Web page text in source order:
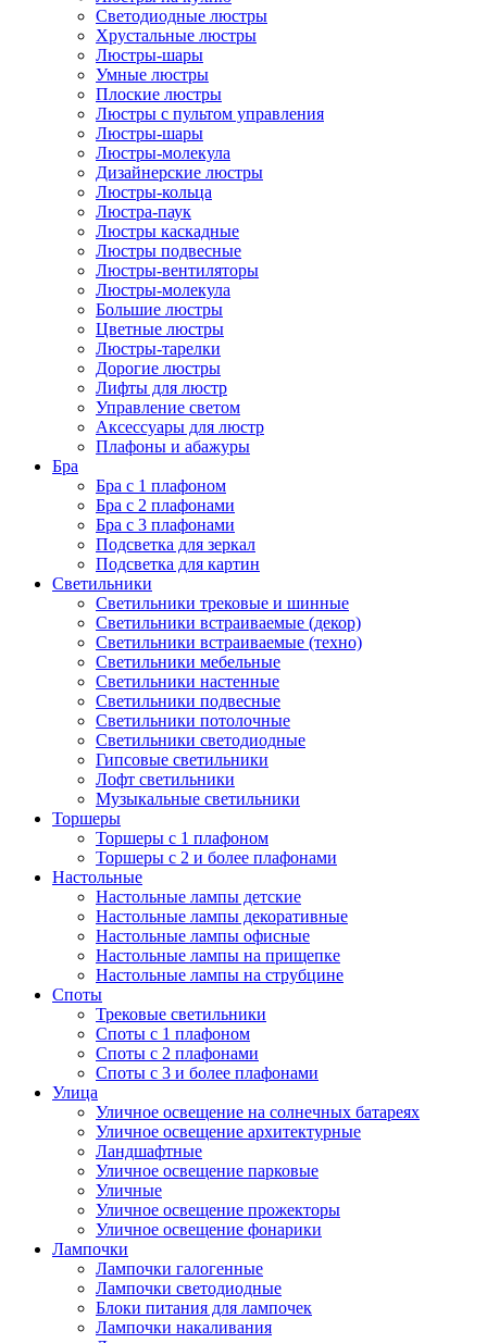
Светодиодные люстры
Хрустальные люстры
Люстры-шары
Умные люстры
Плоские люстры
Люстры с пультом управления
Люстры-шары
Люстры-молекула
Дизайнерские люстры
Люстры-кольца
Люстра-паук
Люстры каскадные
Люстры подвесные
Люстры-вентиляторы
Люстры-молекула
Большие люстры
Цветные люстры
Люстры-тарелки
Дорогие люстры
Лифты для люстр
Управление светом
Аксессуары для люстр
Плафоны и абажуры
Бра
Бра с 1 плафоном
Бра с 2 плафонами
Бра с 3 плафонами
Подсветка для зеркал
Подсветка для картин
Светильники
Светильники трековые и шинные
Светильники встраиваемые (декор)
Светильники встраиваемые (техно)
Светильники мебельные
Светильники настенные
Светильники подвесные
Светильники потолочные
Светильники светодиодные
Гипсовые светильники
Лофт светильники
Музыкальные светильники
Торшеры
Торшеры с 1 плафоном
Торшеры с 2 и более плафонами
Настольные
Настольные лампы детские
Настольные лампы декоративные
Настольные лампы офисные
Настольные лампы на прищепке
Настольные лампы на струбцине
Споты
Трековые светильники
Споты с 1 плафоном
Споты с 2 плафонами
Споты с 3 и более плафонами
Улица
Уличное освещение на солнечных батареях
Уличное освещение архитектурные
Ландшафтные
Уличное освещение парковые
Уличные
Уличное освещение прожекторы
Уличное освещение фонарики
Лампочки
Лампочки галогенные
Лампочки светодиодные
Блоки питания для лампочек
Лампочки накаливания